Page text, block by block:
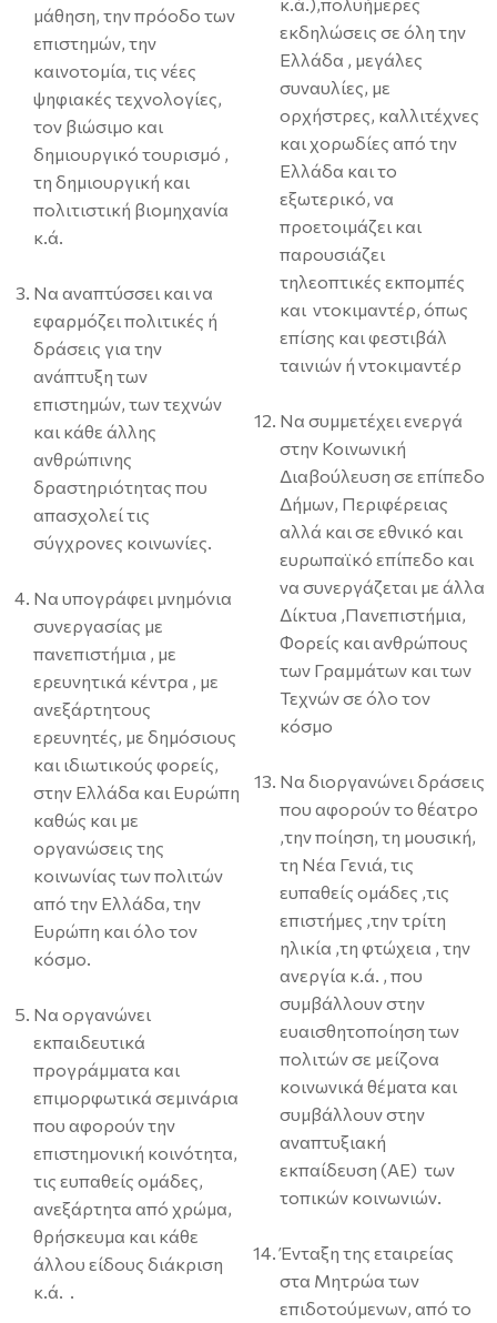
μάθηση, την πρόοδο των
επιστημών, την
καινοτομία, τις νέες
ψηφιακές τεχνολογίες,
τον βιώσιμο και
δημιουργικό τουρισμό ,
τη δημιουργική και
πολιτιστική βιομηχανία
κ.ά.
Να αναπτύσσει και να
εφαρμόζει πολιτικές ή
δράσεις για την
ανάπτυξη των
επιστημών, των τεχνών
και κάθε άλλης
ανθρώπινης
δραστηριότητας που
απασχολεί τις
σύγχρονες κοινωνίες.
Να υπογράφει μνημόνια
συνεργασίας με
πανεπιστήμια , με
ερευνητικά κέντρα , με
ανεξάρτητους
ερευνητές, με δημόσιους
και ιδιωτικούς φορείς,
στην Ελλάδα και Ευρώπη
καθώς και με
οργανώσεις της
κοινωνίας των πολιτών
από την Ελλάδα, την
Ευρώπη και όλο τον
κόσμο.
Να οργανώνει
εκπαιδευτικά
προγράμματα και
επιμορφωτικά σεμινάρια
που αφορούν την
επιστημονική κοινότητα,
τις ευπαθείς ομάδες,
ανεξάρτητα από χρώμα,
θρήσκευμα και κάθε
άλλου είδους διάκριση
κ.ά. .
εκδηλώσεις σε όλη την
Ελλάδα , μεγάλες
συναυλίες, με
ορχήστρες, καλλιτέχνες
και χορωδίες από την
Ελλάδα και το
εξωτερικό, να
προετοιμάζει και
παρουσιάζει
τηλεοπτικές εκπομπές
και ντοκιμαντέρ, όπως
επίσης και φεστιβάλ
ταινιών ή ντοκιμαντέρ
Να συμμετέχει ενεργά
στην Κοινωνική
Διαβούλευση σε επίπεδο
Δήμων, Περιφέρειας
αλλά και σε εθνικό και
ευρωπαϊκό επίπεδο και
να συνεργάζεται με άλλα
Δίκτυα ,Πανεπιστήμια,
Φορείς και ανθρώπους
των Γραμμάτων και των
Τεχνών σε όλο τον
κόσμο
Να διοργανώνει δράσεις
που αφορούν το θέατρο
,την ποίηση, τη μουσική,
τη Νέα Γενιά, τις
ευπαθείς ομάδες ,τις
επιστήμες ,την τρίτη
ηλικία ,τη φτώχεια , την
ανεργία κ.ά. , που
συμβάλλουν στην
ευαισθητοποίηση των
πολιτών σε μείζονα
κοινωνικά θέματα και
συμβάλλουν στην
αναπτυξιακή
εκπαίδευση (ΑΕ) των
τοπικών κοινωνιών.
Ένταξη της εταιρείας
στα Μητρώα των
επιδοτούμενων, από το